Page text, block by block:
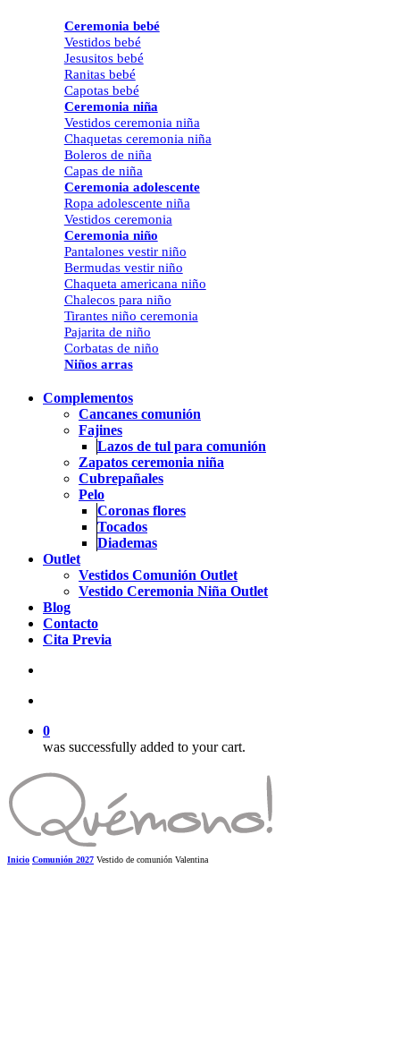
Ceremonia bebé
Vestidos bebé
Jesusitos bebé
Ranitas bebé
Capotas bebé
Ceremonia niña
Vestidos ceremonia niña
Chaquetas ceremonia niña
Boleros de niña
Capas de niña
Ceremonia adolescente
Ropa adolescente niña
Vestidos ceremonia
Ceremonia niño
Pantalones vestir niño
Bermudas vestir niño
Chaqueta americana niño
Chalecos para niño
Tirantes niño ceremonia
Pajarita de niño
Corbatas de niño
Niños arras
Complementos
Cancanes comunión
Fajines
Lazos de tul para comunión
Zapatos ceremonia niña
Cubrepañales
Pelo
Coronas flores
Tocados
Diademas
Outlet
Vestidos Comunión Outlet
Vestido Ceremonia Niña Outlet
Blog
Contacto
Cita Previa
0
was successfully added to your cart.
Inicio Comunión 2027 Vestido de comunión Valentina